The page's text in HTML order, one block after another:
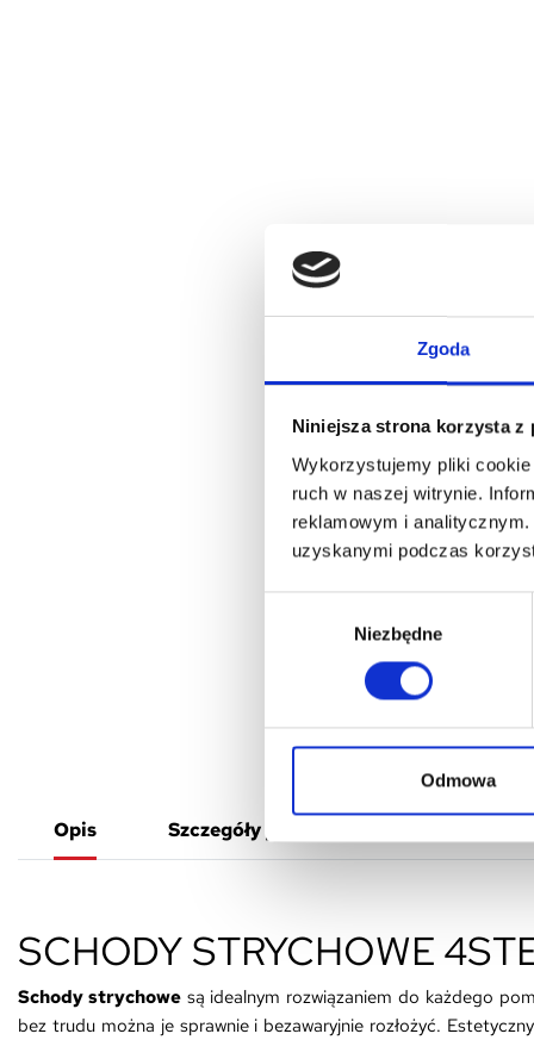
Zgoda
Niniejsza strona korzysta z
Wykorzystujemy pliki
ruch w naszej witrynie.
reklamowym i
uzyskanymi podczas
Niezbędne
Odmowa
Opis Szczegóły produktu
SCHODY STRYCHOWE
Schody strychowesą idealnym rozwiązaniem do każdego
bez trudu można je sprawnie i bezawaryjnie rozłożyć.